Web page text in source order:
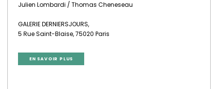
Julien Lombardi / Thomas Cheneseau
GALERIE DERNIERSJOURS,
5 Rue Saint-Blaise, 75020 Paris
EN SAVOIR PLUS